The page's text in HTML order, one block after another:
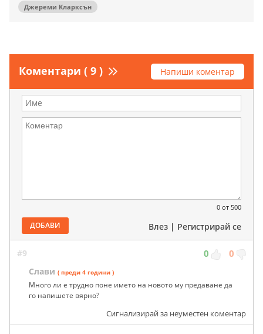
Джереми Кларксън
Коментари ( 9 ) Напиши коментар
0 от 500
ДОБАВИ Влез | Регистрирай се
#9 0 0
Слави ( преди 4 години )
Много ли е трудно поне името на новото му предаване да
го напишете вярно?
Сигнализирай за неуместен коментар